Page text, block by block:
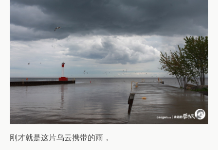
刚才就是这片乌云携带的雨，